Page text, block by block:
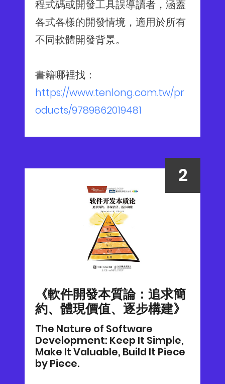
程式碼或開發工具誤導讀者，涵蓋
各式各樣的開發情境，適用於所有
不同軟體開發背景。
書籍哪裡找：
https://www.tenlong.com.tw/pr
oducts/9789862019481
《軟件開發本質論：追求簡
約、體現價值、逐步構建》
The Nature of Software
Development: Keep It Simple,
Make It Valuable, Build It Piece
by Piece.